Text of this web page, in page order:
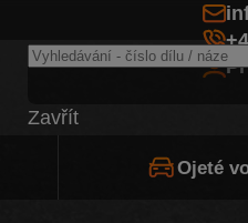
Ojeté
Zavřít